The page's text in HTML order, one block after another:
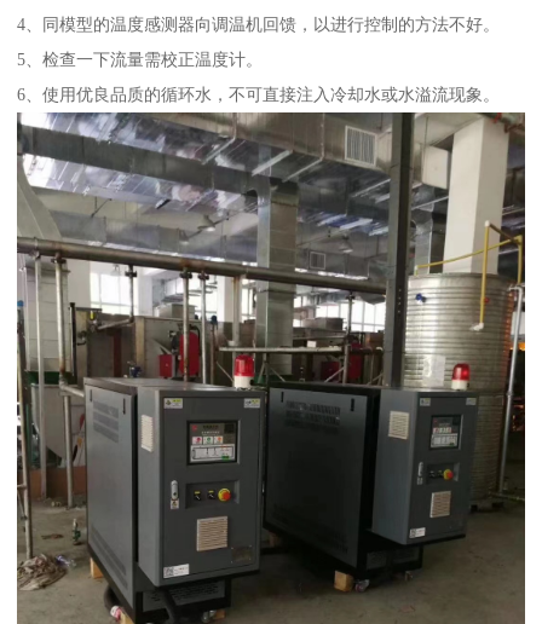
4、同模型的温度感测器向调温机回馈，以进行控制的方法不好。
5、检查一下流量需校正温度计。
6、使用优良品质的循环水，不可直接注入冷却水或水溢流现象。